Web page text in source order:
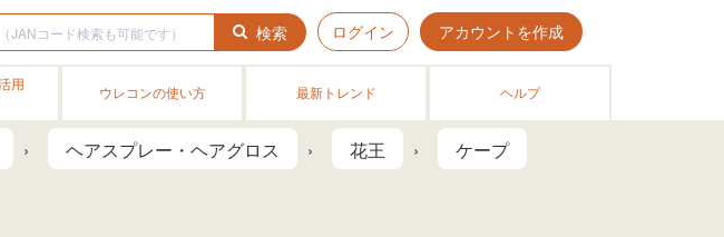
検索 ログイン アカウントを作成
用
ウレコンの使い方 最新トレンド ヘルプ
ヘアスプレー・ヘアグロス 花王 ケープ